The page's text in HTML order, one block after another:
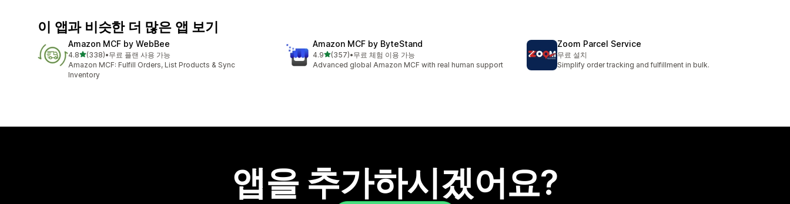
이 앱과 비슷한 더 많은 앱 보기
Amazon MCF by WebBee
4.8별 5개 중
(338)
총 리뷰 338개
•무료 플랜 사용 가능
Amazon MCF: Fulfill Orders, List Products & Sync
Inventory
Amazon MCF by ByteStand
4.9별 5개 중
(357)
총 리뷰 357개
•무료 체험 이용 가능
Advanced global Amazon MCF with real human support
Zoom Parcel Service
무료 설치
Simplify order tracking and fulfillment in bulk.
앱을 추가하시겠어요?